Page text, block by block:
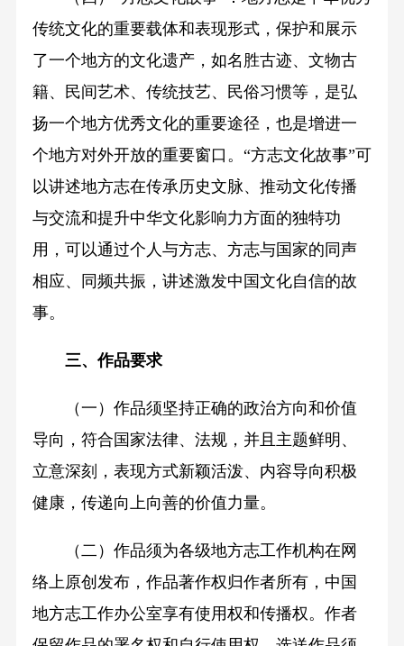
传统文化的重要载体和表现形式，保护和展示
了一个地方的文化遗产，如名胜古迹、文物古
籍、民间艺术、传统技艺、民俗习惯等，是弘
扬一个地方优秀文化的重要途径，也是增进一
个地方对外开放的重要窗口。“方志文化故事”可
以讲述地方志在传承历史文脉、推动文化传播
与交流和提升中华文化影响力方面的独特功
用，可以通过个人与方志、方志与国家的同声
相应、同频共振，讲述激发中国文化自信的故
事。
三、作品要求
（一）作品须坚持正确的政治方向和价值
导向，符合国家法律、法规，并且主题鲜明、
立意深刻，表现方式新颖活泼、内容导向积极
健康，传递向上向善的价值力量。
（二）作品须为各级地方志工作机构在网
络上原创发布，作品著作权归作者所有，中国
地方志工作办公室享有使用权和传播权。作者